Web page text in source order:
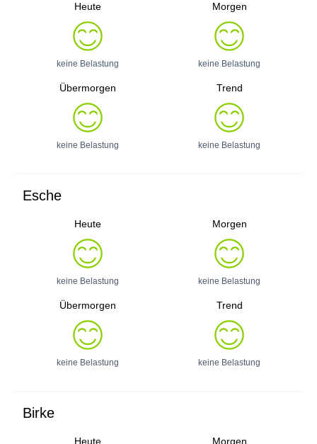
Heute
keine Belastung
Morgen
keine Belastung
Übermorgen
keine Belastung
Trend
keine Belastung
Esche
Heute
keine Belastung
Morgen
keine Belastung
Übermorgen
keine Belastung
Trend
keine Belastung
Birke
Heute Morgen